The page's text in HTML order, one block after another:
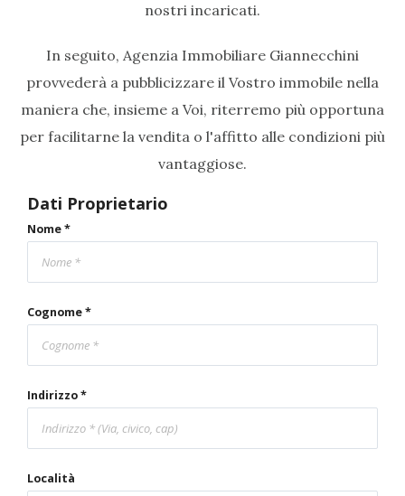
nostri incaricati.
In seguito, Agenzia Immobiliare Giannecchini
provvederà a pubblicizzare il Vostro immobile nella
maniera che, insieme a Voi, riterremo più opportuna
per facilitarne la vendita o l'affitto alle condizioni più
vantaggiose.
Dati Proprietario
Nome *
Cognome *
Indirizzo *
Località